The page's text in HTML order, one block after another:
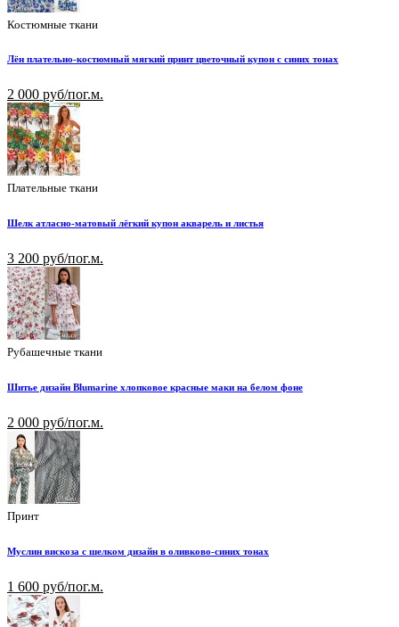
Костюмные ткани
Лён плательно-костюмный мягкий принт цветочный купон с синих тонах
2 000 руб/пог.м.
Плательные ткани
Шелк атласно-матовый лёгкий купон акварель и листья
3 200 руб/пог.м.
Рубашечные ткани
Шитье дизайн Blumarine хлопковое красные маки на белом фоне
2 000 руб/пог.м.
Принт
Муслин вискоза с шелком дизайн в оливково-синих тонах
1 600 руб/пог.м.